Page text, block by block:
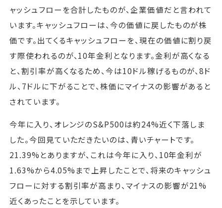
ャッシュフローを合計したものが、企業価値だと言われて
います。キャッシュフローは、今の価値に戻したものが株
価です。出てくるキャッシュフローを、現在の価値に割り戻
す際使われるのが、10年金利となります。金利が高くなる
と、割引率が高くなるため、今は10ドル稼げるものが、8ド
ル、7ドルに下がることで、株価にマイナスの影響があると
されています。
今年に入り、オレンジのS&P500は約24%近く下落しま
した。今回見ていただきたいのは、青いチャートです。
21.39%とありますが、これは今年に入り、10年金利が
1.63%から4.05%まで上昇したことで、将来のキャッシュ
フローに対する割引率が高まり、マイナスの影響が21%
近くあったことを示しています。